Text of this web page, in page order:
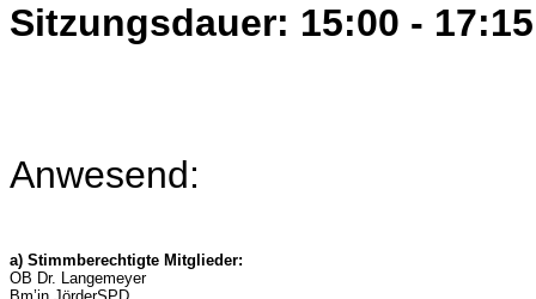
Sitzungsdauer: 15:00 -
Anwesend:
a) Stimmberechtigte Mitglieder:
OB Dr. Langemeyer